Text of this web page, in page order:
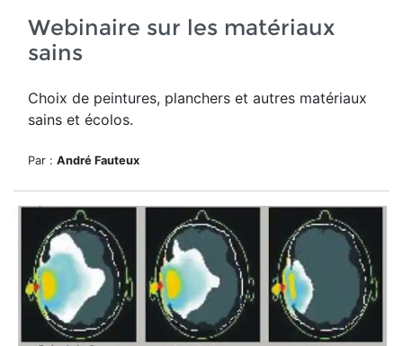
Webinaire sur les matériaux
sains
Choix de peintures, planchers et autres matériaux
sains et écolos.
Par : André Fauteux